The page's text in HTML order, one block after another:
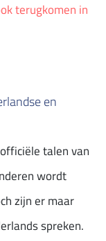
terugkomen in
en
talen van
wordt
zijn er maar
spreken.